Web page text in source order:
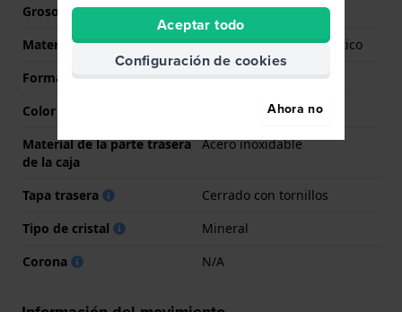
Grosor de la caja
12 mm
Material
Acero inoxidable y plástico
Forma del reloj
Octogonal
Color de la caja
Material de la parte trasera
de la caja
Acero inoxidable
Tapa trasera
Cerrado con tornillos
Tipo de cristal
Mineral
Corona
N/A
Aceptar todo
Configuración de cookies
Ahora no